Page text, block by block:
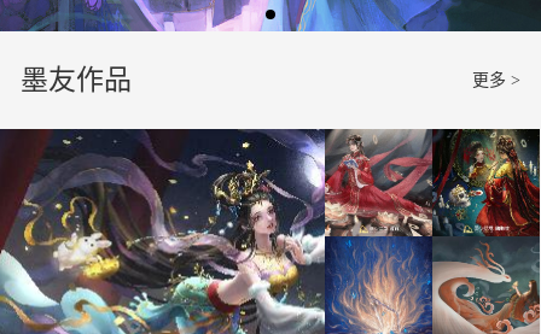
墨友作品 更多 >